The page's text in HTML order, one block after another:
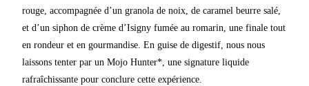
rouge, accompagnée d’un granola de noix, de caramel beurre salé,
et d’un siphon de crème d’Isigny fumée au romarin, une finale tout
en rondeur et en gourmandise. En guise de digestif, nous nous
laissons tenter par un Mojo Hunter*, une signature liquide
rafraîchissante pour conclure cette expérience.